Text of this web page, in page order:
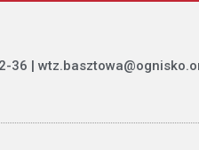
36 |